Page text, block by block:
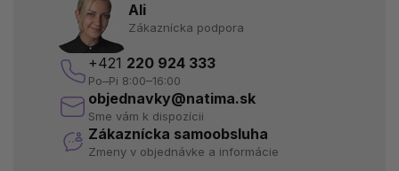
Ali
Zákaznícka podpora
+421 220 924 333
Po–Pi 8:00–16:00
objednavky@natima.sk
Sme vám k dispozícii
Zákaznícka samoobsluha
Zmeny v objednávke a informácie